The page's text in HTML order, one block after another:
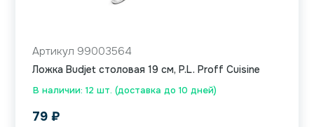
В наличии: 12 шт. (доставка до 10 дней)
Артикул 99003564
Ложка Budjet столовая 19 см, P.L. Proff Cuisine
79 ₽